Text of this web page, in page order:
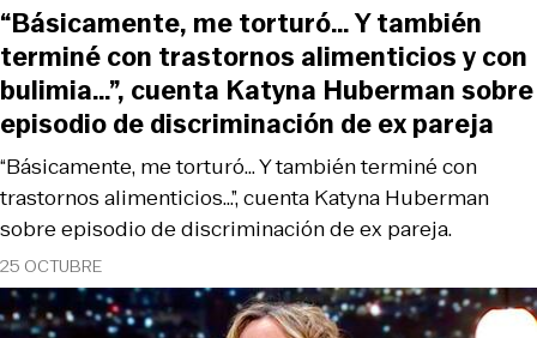
25 OCTUBRE
“Básicamente, me torturó… Y también terminé con
trastornos alimenticios…”, cuenta Katyna Huberman
sobre episodio de discriminación de ex pareja.
“Básicamente, me torturó… Y también
terminé con trastornos alimenticios y con
bulimia…”, cuenta Katyna Huberman sobre
episodio de discriminación de ex pareja